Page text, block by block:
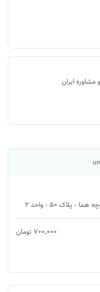
ایران
پلاک 50 - واحد 2
۷۰۰٬۰۰۰ تومان